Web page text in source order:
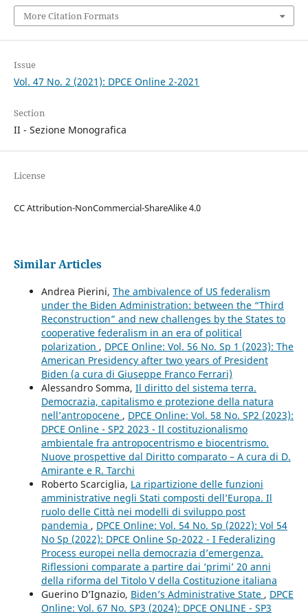
More Citation Formats
Issue
Vol. 47 No. 2 (2021): DPCE Online 2-2021
Section
II - Sezione Monografica
License
CC Attribution-NonCommercial-ShareAlike 4.0
Similar Articles
Andrea Pierini, The ambivalence of US federalism
under the Biden Administration: between the “Third
Reconstruction” and new challenges by the States to
cooperative federalism in an era of political
polarization , DPCE Online: Vol. 56 No. Sp 1 (2023): The
American Presidency after two years of President
Biden (a cura di Giuseppe Franco Ferrari)
Alessandro Somma, Il diritto del sistema terra.
Democrazia, capitalismo e protezione della natura
nell’antropocene , DPCE Online: Vol. 58 No. SP2 (2023):
DPCE Online - SP2 2023 - Il costituzionalismo
ambientale fra antropocentrismo e biocentrismo.
Nuove prospettive dal Diritto comparato – A cura di D.
Amirante e R. Tarchi
Roberto Scarciglia, La ripartizione delle funzioni
amministrative negli Stati composti dell’Europa. Il
ruolo delle Città nei modelli di sviluppo post
pandemia , DPCE Online: Vol. 54 No. Sp (2022): Vol 54
No Sp (2022): DPCE Online Sp-2022 - I Federalizing
Process europei nella democrazia d’emergenza.
Riflessioni comparate a partire dai ‘primi’ 20 anni
della riforma del Titolo V della Costituzione italiana
Guerino D’Ignazio, Biden’s Administrative State , DPCE
Online: Vol. 67 No. SP3 (2024): DPCE ONLINE - SP3